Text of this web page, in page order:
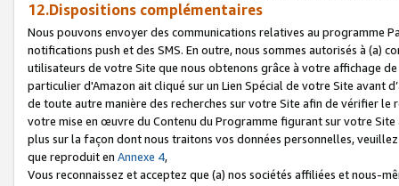
12.Dispositions complémentaires
Nous pouvons envoyer des communications relatives au programme
notifications push et des SMS. En outre, nous sommes autorisés à
utilisateurs de votre Site que nous obtenons grâce à votre affichage
particulier d'Amazon ait cliqué sur un Lien Spécial de votre Site avant
de toute autre manière des recherches sur votre Site afin de vérifier
votre mise en œuvre du Contenu du Programme figurant sur votre
plus sur la façon dont nous traitons vos données personnelles,
que reproduit en Annexe 4,
Vous reconnaissez et acceptez que (a) nos sociétés affiliées et nous-